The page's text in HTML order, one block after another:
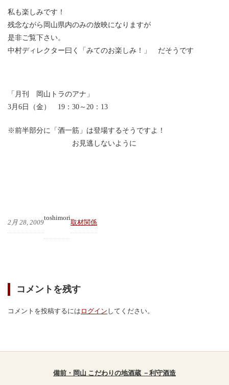
私も楽しみです！
残念ながら岡山県内のみの放映になりますが
是非ご覧下さい。
中村ディレクター曰く「みてのお楽しみ！」 だそうです
「月刊 岡山トラのアナ」
3月6日（金） 19：30～20：13
※前半部分に「酒一筋」は登場するそうですよ！
お見逃しないように
2月 28, 2009
toshimori
取材関係
コメントを残す
コメントを投稿するには ログイン してください。
備前・岡山 こだわりの地酒蔵 －利守酒造